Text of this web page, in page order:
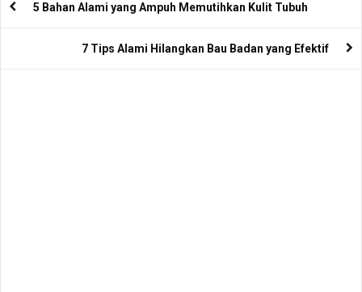
5 Bahan Alami yang Ampuh Memutihkan Kulit Tubuh
7 Tips Alami Hilangkan Bau Badan yang Efektif